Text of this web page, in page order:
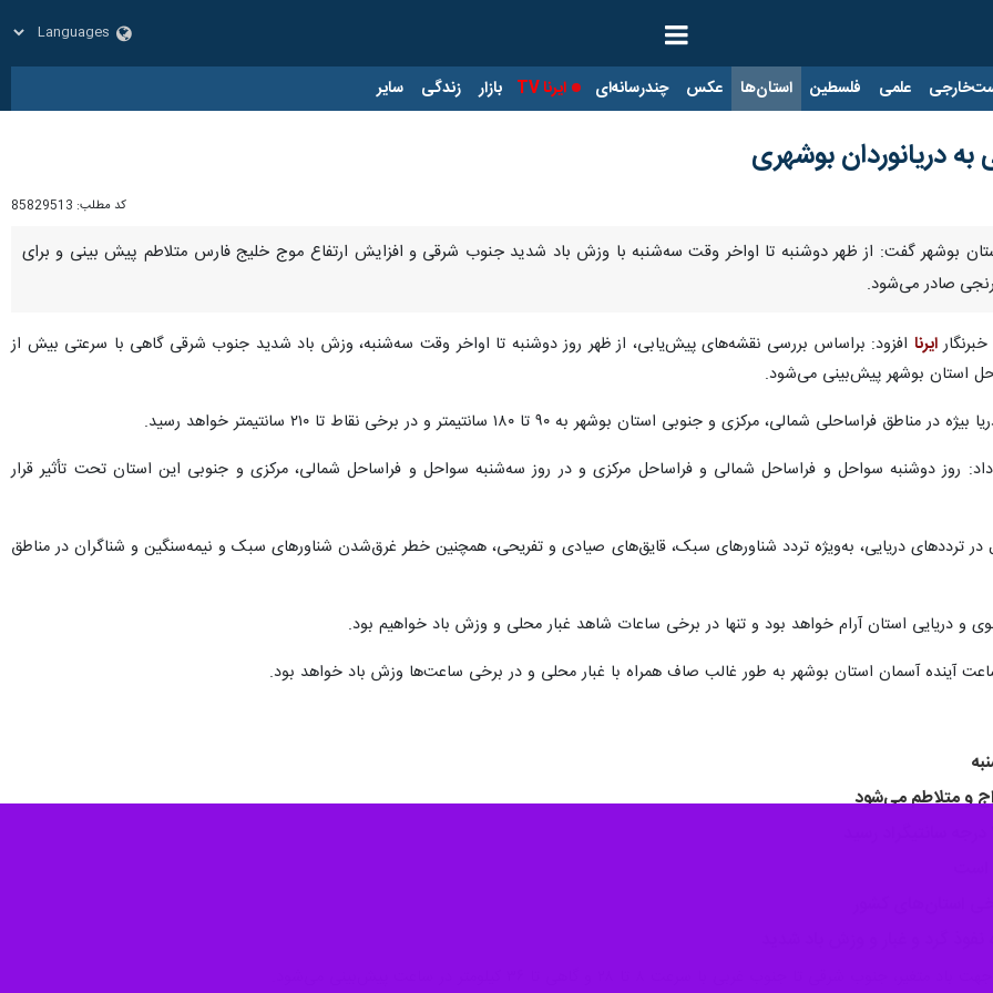
علمی فلسطین استان‌ها عکس چندرسانه‌ای ایرنا TV بازار زندگی سایر
دریانوردان بوشهری
کد مطلب: 85829513